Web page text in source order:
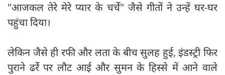
"आजकल तेरे मेरे प्यार के चर्चे" जैसे गीतों ने उन्हें घर-घर
पहुंचा दिया।
लेकिन जैसे ही रफी और लता के बीच सुलह हुई, इंडस्ट्री फिर
पुराने ढर्रे पर लौट आई और सुमन के हिस्से में आने वाले